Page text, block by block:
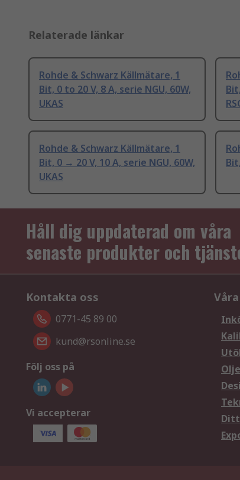
Relaterade länkar
Rohde & Schwarz Källmätare, 1
Bit, 0 to 20 V, 8 A, serie NGU, 60W,
UKAS
Rohde & Schwarz Källmätare, 1
Bit, 0 → 20 V, 10 A, serie NGU, 60W,
UKAS
Håll dig uppdaterad om våra
senaste produkter och
Kontakta oss
0771-45 89 00
kund@rsonline.se
Följ oss på
Vi accepterar